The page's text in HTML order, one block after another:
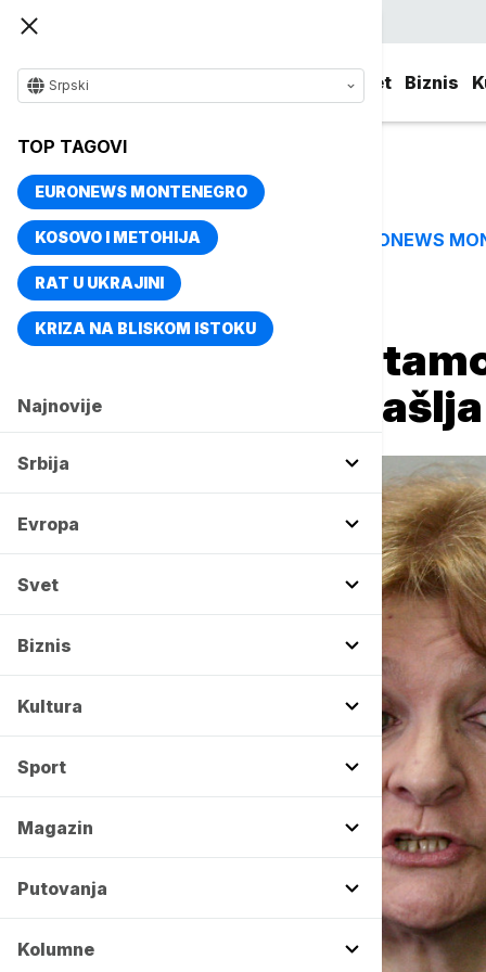
Svet Biznis
Srpski
TOP TAGOVI
EURONEWS MONTENEGRO
KOSOVO I METOHIJA
RAT U UKRAJINI
KRIZA NA BLISKOM ISTOKU
Najnovije
Srbija
Evropa
Svet
Biznis
Kultura
Sport
Magazin
Putovanja
Kolumne
TOP TAGOVI EURONEWS
Naslovna Srbija
Grujičić:
protiv velikog kašlja